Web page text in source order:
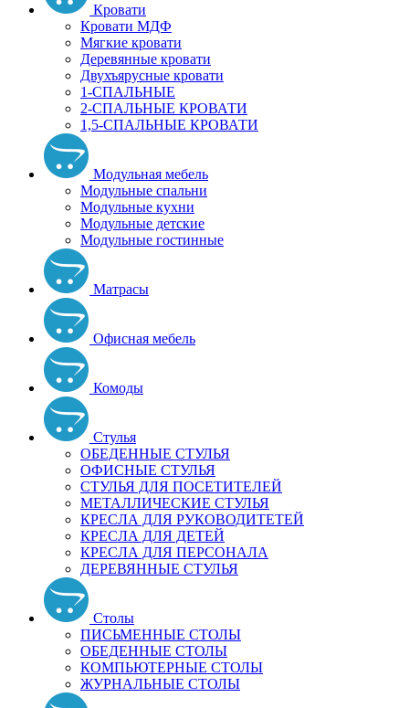
Кровати
Кровати МДФ
Мягкие кровати
Деревянные кровати
Двухъярусные кровати
1-СПАЛЬНЫЕ
2-СПАЛЬНЫЕ КРОВАТИ
1,5-СПАЛЬНЫЕ КРОВАТИ
Модульная мебель
Модульные спальни
Модульные кухни
Модульные детские
Модульные гостинные
Матрасы
Офисная мебель
Комоды
Стулья
ОБЕДЕННЫЕ СТУЛЬЯ
ОФИСНЫЕ СТУЛЬЯ
СТУЛЬЯ ДЛЯ ПОСЕТИТЕЛЕЙ
МЕТАЛЛИЧЕСКИЕ СТУЛЬЯ
КРЕСЛА ДЛЯ РУКОВОДИТЕТЕЙ
КРЕСЛА ДЛЯ ДЕТЕЙ
КРЕСЛА ДЛЯ ПЕРСОНАЛА
ДЕРЕВЯННЫЕ СТУЛЬЯ
Столы
ПИСЬМЕННЫЕ СТОЛЫ
ОБЕДЕННЫЕ СТОЛЫ
КОМПЬЮТЕРНЫЕ СТОЛЫ
ЖУРНАЛЬНЫЕ СТОЛЫ